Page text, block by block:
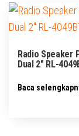
Radio Speaker
Dual 2″ RL-
Baca